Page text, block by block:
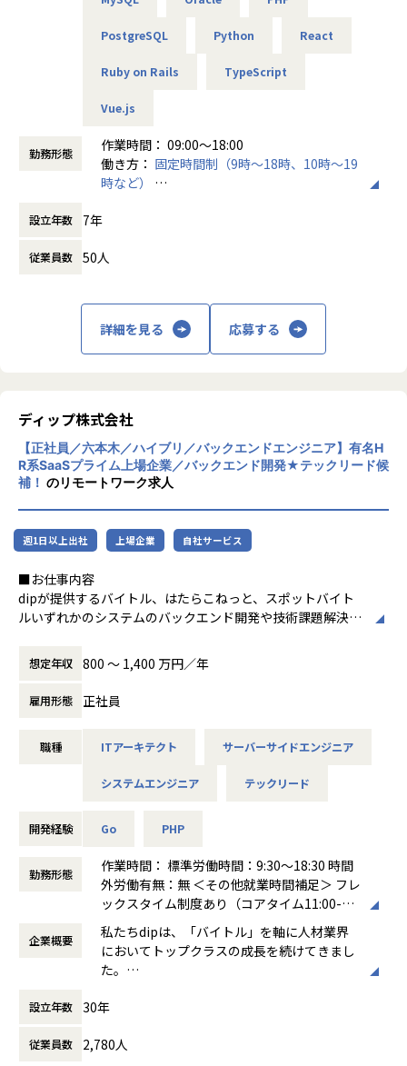
‧開発：AWS、Engineerforce、Figma
‧ナレッジ：Confulence
＜配属予定チーム＞
コンサルティング事業部への配属
部署メンバー：4名
参画案件や役割については1⼈ひとりのキャリアに寄り添
・未経験者：上⻑によるフォロー体制構築可能（プライム案
件から参画し、徐々に役割を拡げていくことが可能）
＜ポジションの魅力＞
■得られるもの
・経験の深化と専⾨知識の強化
コンサルティング業務ではこれまでのコンサルティング経験
が可能です。また、多種多様なプロジェクト遂⾏により、業
界専⾨知識を広範に習得し、幅広い業界で活躍できる将来の
キャリア基盤を形成することが可能です。
e」の企画‧開発に参加し、⼿触り感をもってプロダクトを
また、従来の枠にとらわれず、参画メンバーのアイデアを形
携わっていただきたいと考えており、事業会社ならではの
・経営者層としてのキャリアの広がり
ていくスタートアップの「経営アジェンダ」へ参加すること
ができます。
経営戦略、MVVの実⾏、ファイナンス、⼈材獲得‧育成、新
キャリアを構築することが可能です。
また、ベンチャーサミットや展⽰会、社外交流会などの機会
が多く、全国の経営者とのネットワークを築くチャンスがあ
＜職場環境＞
クライアントの課題を理解して最適なソリューションを提案
要件定義の作成において、クライアントとのコミュニケーシ
確にしていきます。
・ITコンサルティング：ITを活用した新たなビジネスの創出
に取り組みます。
クライアントのビジョンに対して、最適なIT戦略を立案し、
新しいビジネスチャンスを見出します。ITソリューションの
提案では、先進的な技術トレンドを把握し、クライアントに
対して革新的な解決策を提供します。
【仕事の特色】
や上流力等幅広いスキルの成長が可能な環境です。
注目のスタートアップ企業にも選ばれており、全社員がテッ
キーな考えを持たれております。
ドとの折衝なども行えるため、上流の経験や、「どのように
いいものを作っていくか」といったフェーズから携われま
す。
るように技術力を高める動きをとっているため、相対的にエ
ンジニアの市場価値も高めやすい環境です。
モダンな環境下での開発も可能で、アジャイルなどの手法も
取り入れているため、着実に技術力を伸ばすことができま
を積むことも可能で、安定企業ではありつつも、ご自身のス
キルや市場価値を早期に伸ばすこともできます。
マネジメントコースだけでなく、技術スペシャリストのキャ
キャリアはエンジニアの求める理想に基づいてステップの策
ントしてくれる環境下なので、より社内にマッチした行動と
また、メンバー対リーダーの人数比も多すぎるということが
ないため、大手SES、Sierと比べてマイクロマネジメントが
できることも強みです。
ら携わることも可能です。
【業務の変更の範囲】
PostgreSQL Python React
Ruby on Rails TypeScript
Vue.js
勤務形態
作業時間： 09:00～18:00
働き方： 固定時間制（9時～18時、10時～19
時など）
休憩時間： 60分
設立年数 7年
従業員数 50人
詳細を見る 応募する
ディップ株式会社
【正社員／六本木／ハイブリ／バックエンドエンジニア】有名H
R系SaaSプライム上場企業／バックエンド開発★テックリード候
補！ のリモートワーク求人
週1日以上出社 上場企業 自社サービス
■お仕事内容
dipが提供するバイトル、はたらこねっと、スポットバイト
ルいずれかのシステムのバックエンド開発や技術課題解決を
（配属は希望と適正を加味して対話の上決定します）
dipが目指す「Labor force solution company」の実現と、
高い社会的価値および経済的価値の創出に向けて、
これまでのプロダクトアウト型の営業から、本質的な顧客課
この変革の中で、dipが有する多様なサービスを成長させ、
ビジネスのスコープを拡大し、顧客への提供価値をさらに高
こうした取り組みを支えるため、今後の事業成長に向けた中
を共に向上させていく方を求めています。
＜具体的な業務イメージ＞
・GoまたはPHPを使用したWebアプリケーションの設計、
開発、レビュー、リリース
・チーム内外の技術的な課題発見、解決策の提案・実行
・担当領域に関する仕様確認、技術的調査を含めた問い合わ
せ対応
・エンジニアリングマネージャーやスクラムマスターと連携
したプロジェクト進行
想定年収 800 〜 1,400 万円／年
雇用形態 正社員
職種 ITアーキテクト サーバーサイドエンジニア
システムエンジニア テックリード
開発経験 Go PHP
勤務形態
作業時間： 標準労働時間：9:30～18:30 時間
外労働有無：無 ＜その他就業時間補足＞ フレ
ックスタイム制度あり（コアタイム11:00-15:
00、フレキシブルタイムなし）
働き方：フレックス制（コアタイムあり）
時間外労働の有無： 有（月平均23時間）
休憩時間： 60分
企業概要
私たちdipは、「バイトル」を軸に人材業界
においてトップクラスの成長を続けてきまし
た。
たなvisionを掲げ、人材事業とDX事業に大き
「夢」と「アイデア」と「情熱」で社会を改
設立年数 30年
従業員数 2,780人